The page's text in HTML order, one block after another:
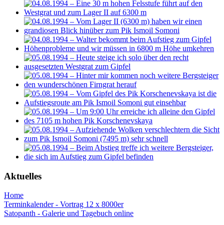
Aktuelles
Home
Terminkalender - Vortrag 12 x 8000er
Satopanth - Galerie und Tagebuch online